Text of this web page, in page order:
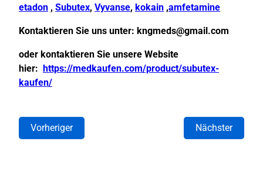
etadon , Subutex, Vyvanse, kokain ,amfetamine
Kontaktieren Sie uns unter: kngmeds@gmail.com
oder kontaktieren Sie unsere Website
hier:
https://medkaufen.com/product/subutex-
kaufen/
Vorheriger Nächster